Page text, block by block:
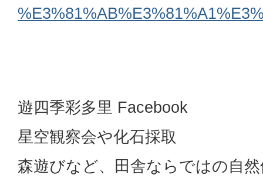
遊四季彩多里 Facebook
星空観察会や化石採取
森遊びなど、田舎ならではの自